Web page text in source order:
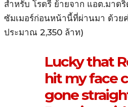
สำหรับ โรดรี ย้ายจาก แอต.มาด
ซัมเมอร์ก่อนหน้านี้ที่ผ่านมา ด้วย
ประมาณ 2,350 ล้าท)
Lucky that
hit my face
gone